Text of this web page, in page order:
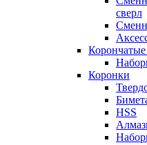
сверл
Корончатые
Коронки
HSS